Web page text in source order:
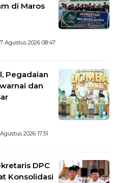
di Maros
Agustus 2026 08:47
Pegadaian
dan
2026 17:51
DPC
Konsolidasi